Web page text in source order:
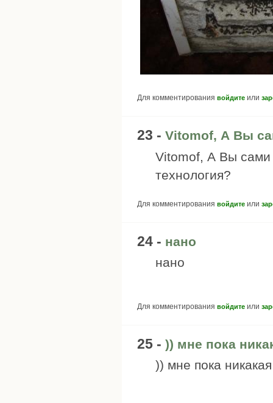
Для комментирования войдите или
23 - Vitomof, А Вы
Vitomof, А Вы сами
технология?
Для комментирования войдите или
24 - нано
нано
Для комментирования войдите или
25 - )) мне пока
)) мне пока